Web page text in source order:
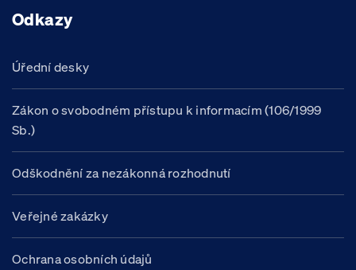
Odkazy
Úřední desky
Zákon o svobodném přístupu k informacím (106/1999
Sb.)
Odškodnění za nezákonná rozhodnutí
Veřejné zakázky
Ochrana osobních údajů